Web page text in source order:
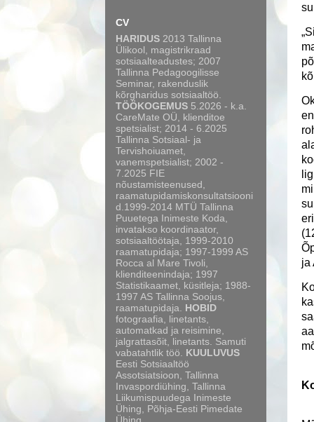
ja
CV
HARIDUS 2013 Tallinna
Ülikool, magistrikraad
sotsiaalteadustes; 2007
Tallinna Pedagoogilisse
Seminar, rakenduslik
kõrgharidus sotsiaaltöö.
TÖÖKOGEMUS 5.2026 - k.a.
CareMate OÜ, klienditoe
spetsialist; 2014 - 6.2025
Tallinna Sotsiaal- ja
Tervishoiuamet,
vanemspetsialist; 2002 -
7.2025 FIE
nõustamisteenused,
raamatupidamiskonsultatsiooni
d.1999-2014 MTÜ Tallinna
Puuetega Inimeste Koda,
invatakso koordinaator,
sotsiaaltöötaja, 1999-2010
raamatupidaja; 1997-1999 AS
Rocca al Mare Tivoli,
klienditeenindaja; 1997
Statistikaamet, küsitleja; 1988-
1997 AS Tallinna Soojus,
raamatupidaja. HOBID
fotograafia, linetants,
automatkad ja reisimine,
jalgrattasõit, linetants. Samuti
vabatahtlik töö. KUULUVUS
Eesti Sotsiaaltöö
Assotsiatsioon, Tallinna
Invaspordiühing, Tallinna
Liikumispuudega Inimeste
Ühing, Põhja-Eesti Pimedate